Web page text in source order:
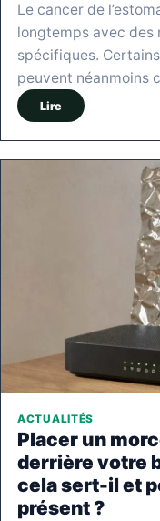
Le cancer de
longtemps avec
spécifiques.
peuvent néanmoins
Lire
ACTUALITÉS
Placer un
derrière votre
cela sert-il et
présent ?